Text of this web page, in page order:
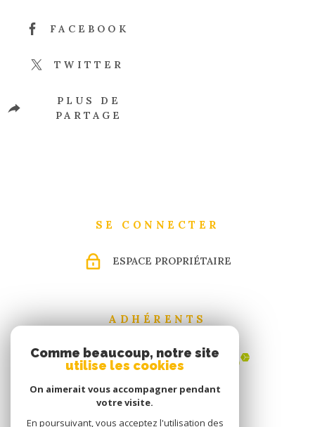
FACEBOOK
TWITTER
PLUS DE
PARTAGE
SE CONNECTER
ESPACE PROPRIÉTAIRE
ADHÉRENTS
Comme beaucoup, notre site
utilise les cookies
On aimerait vous accompagner pendant
votre visite.
En poursuivant, vous acceptez l'utilisation des